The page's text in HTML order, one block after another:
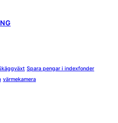
Spara pengar i indexfonder
värmekamera